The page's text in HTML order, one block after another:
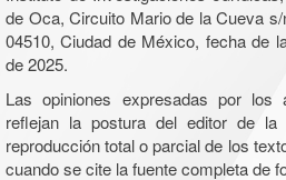
de Oca, Circuito Mario de la Cueva
04510, Ciudad de México, fecha de
de 2025.
Las opiniones expresadas por los
reflejan la postura del editor de la
reproducción total o parcial de los
cuando se cite la fuente completa de